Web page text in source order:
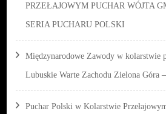
PRZEŁAJOWYM PUCHAR WÓJTA
SERIA PUCHARU POLSKI
Międzynarodowe Zawody w kolarstwie
Lubuskie Warte Zachodu Zielona Góra
Puchar Polski w Kolarstwie